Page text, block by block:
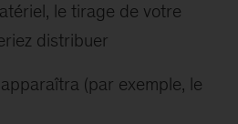
le tirage de votre
distribuer
(par exemple, le